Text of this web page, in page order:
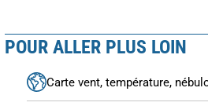
POUR ALLER PLUS LOIN
Carte vent, température,